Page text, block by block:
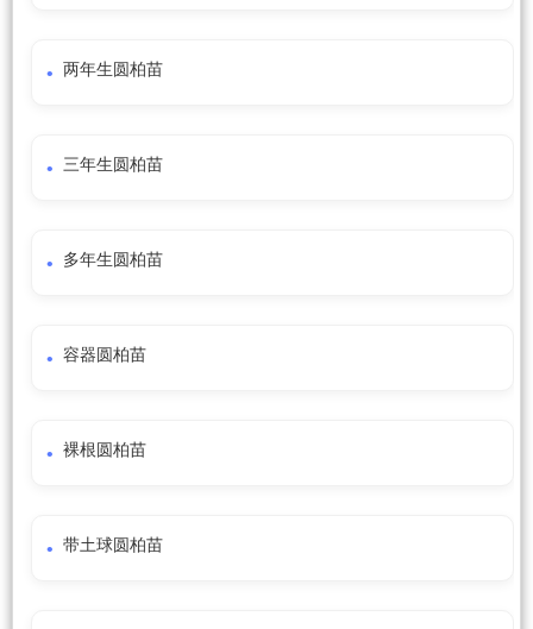
两年生圆柏苗
三年生圆柏苗
多年生圆柏苗
容器圆柏苗
裸根圆柏苗
带土球圆柏苗